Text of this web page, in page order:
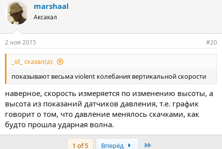
marshaal
Аксакал
2 ноя 2015 #20
_id_ сказал(а):
показывают весьма violent колебания вертикальной скорости
наверное, скорость измеряется по изменению высоты, а
высота из показаний датчиков давления, т.е. график
говорит о том, что давление менялось скачками, как
будто прошла ударная волна.
1 of 5 Вперёд